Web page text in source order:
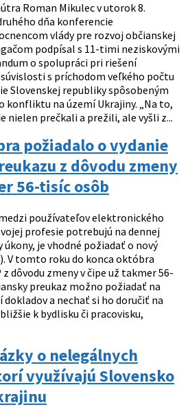
Roman Mikulec v utorok 8.
dňa konferencie
vlády pre rozvoj občianskej
podpísal s 11-timi neziskovými
o spolupráci pri riešení
s príchodom veľkého počtu
Slovenskej republiky spôsobeným
konfliktu na území Ukrajiny. „Na to,
nielen prečkali a prežili, ale vyšli z...
požiadalo o vydanie
z dôvodu zmeny
56-tisíc osôb
používateľov elektronického
profesie potrebujú na dennej
je vhodné požiadať o nový
V tomto roku do konca októbra
dôvodu zmeny v čipe už takmer 56-
preukaz možno požiadať na
a nechať si ho doručiť na
k bydlisku či pracovisku,
o nelegálnych
využívajú Slovensko